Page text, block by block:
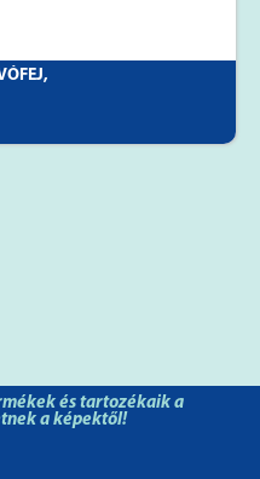
és tartozékaik a
a képektől!